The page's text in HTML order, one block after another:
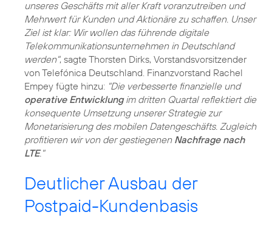
unseres Geschäfts mit aller Kraft voranzutreiben und
Mehrwert für Kunden und Aktionäre zu schaffen. Unser
Ziel ist klar: Wir wollen das führende digitale
Telekommunikationsunternehmen in Deutschland
werden", sagte Thorsten Dirks, Vorstandsvorsitzender
von Telefónica Deutschland. Finanzvorstand Rachel
Empey fügte hinzu: "Die verbesserte finanzielle und
operative Entwicklungim dritten Quartal reflektiert die
konsequente Umsetzung unserer Strategie zur
Monetarisierung des mobilen Datengeschäfts. Zugleich
profitieren wir von der gestiegenen Nachfrage nach
LTE."
Deutlicher Ausbau der
Postpaid-Kundenbasis